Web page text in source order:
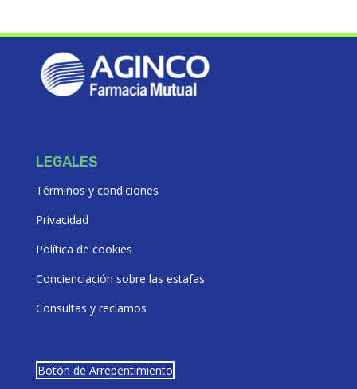
LEGALES
Términos y condiciones
Privacidad
Política de cookies
Concienciación sobre las estafas
Consultas y reclamos
Botón de Arrepentimiento